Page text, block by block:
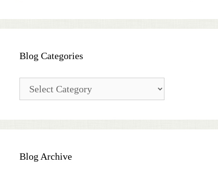
Blog Categories
Categories
Blog Archive